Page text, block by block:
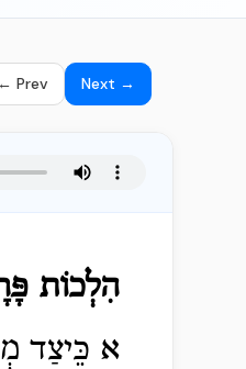
← Prev Next →
הִלְכוֹת
א כֵּיצַד